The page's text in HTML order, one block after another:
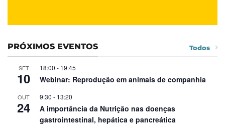
PRÓXIMOS EVENTOS Todos
SET
10
18:00 - 19:45
Webinar: Reprodução em animais de companhia
OUT
24
9:30 - 13:20
A importância da Nutrição nas doenças
gastrointestinal, hepática e pancreática